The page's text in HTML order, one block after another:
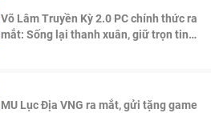
Võ Lâm Truyền Kỳ 2.0 PC chính thức ra
mắt: Sống lại thanh xuân, giữ trọn tinh
MU Lục Địa VNG ra mắt, gửi tặng game